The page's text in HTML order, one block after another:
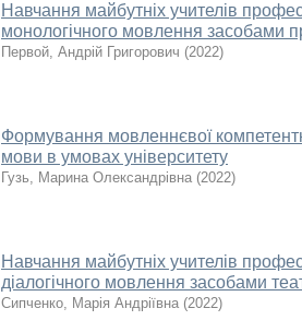
Навчання майбутніх учителів
монологічного мовлення засобами
Первой, Андрій Григорович (2022)
Формування мовленнєвої
мови в умовах університету
Гузь, Марина Олександрівна (2022)
Навчання майбутніх учителів
діалогічного мовлення засобами
Сипченко, Марія Андріївна (2022)